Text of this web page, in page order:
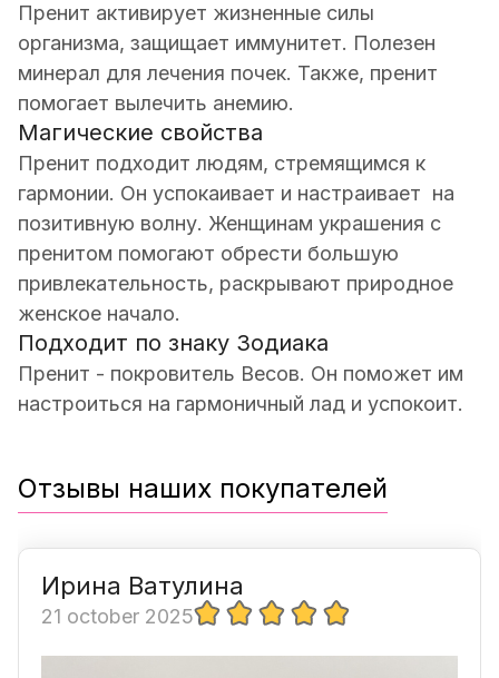
Пренит активирует жизненные силы
организма, защищает иммунитет. Полезен
минерал для лечения почек. Также, пренит
помогает вылечить анемию.
Магические свойства
Пренит подходит людям, стремящимся к
гармонии. Он успокаивает и настраивает на
позитивную волну. Женщинам украшения с
пренитом помогают обрести большую
привлекательность, раскрывают природное
женское начало.
Подходит по знаку Зодиака
Пренит - покровитель Весов. Он поможет им
настроиться на гармоничный лад и успокоит.
Отзывы наших покупателей
Ирина Ватулина
21 october 2025